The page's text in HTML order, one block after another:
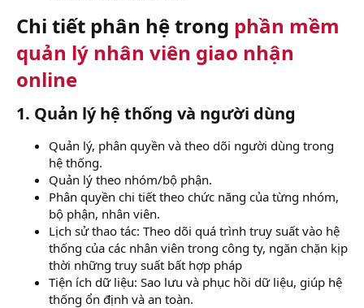
Chi tiết phân hệ trong phần mềm
quản lý nhân viên giao nhận
online
1. Quản lý hệ thống và người dùng
Quản lý, phân quyền và theo dõi người dùng trong
hệ thống.
Quản lý theo nhóm/bộ phận.
Phân quyền chi tiết theo chức năng của từng nhóm,
bộ phận, nhân viên.
Lịch sử thao tác: Theo dõi quá trình truy suất vào hệ
thống của các nhân viên trong công ty, ngăn chặn kịp
thời những truy suất bất hợp pháp
Tiện ích dữ liệu: Sao lưu và phục hồi dữ liệu, giúp hệ
thống ổn định và an toàn.